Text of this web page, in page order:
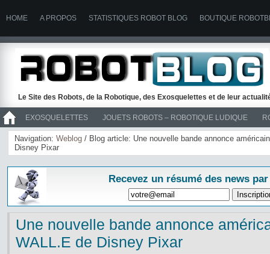
HOME A PROPOS STATISTIQUES ROBOT BLOG BOUTIQUE
Le Site des Robots, de la Robotique, des Exosquelettes et de leur
EXOSQUELETTES JOUETS ROBOTS – ROBOTIQUE LUDIQUE
>> ROBOTS
Navigation: Weblog / Blog article: Une nouvelle bande annonce
Disney Pixar
Recevez un résumé des news
Une nouvelle bande annonce
WALL.E de Disney Pixar